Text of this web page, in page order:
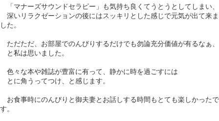
「マナーズサウンドセラピー」も気持ち良くてうとうとしてしまい、
深いリラクゼーションの後にはスッキリとした感じで元気が出て来ま
した。
ただただ、お部屋でのんびりするだけでも勿論充分価値が有るなぁ、
と私は思いました。
色々な本や雑誌が豊富に有って、静かに時を過ごすには
とに角うってつけ、と感じます。
お食事時にのんびりと御夫妻とお話しする時間もとても楽しかったで
す。